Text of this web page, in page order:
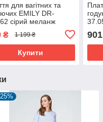
для вагітних та
EMILY DR-
сірий меланж
₴ 1 199 ₴
Купити
901